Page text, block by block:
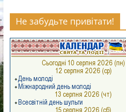
«Новорічна
композиція».
Не забудьте привітати!